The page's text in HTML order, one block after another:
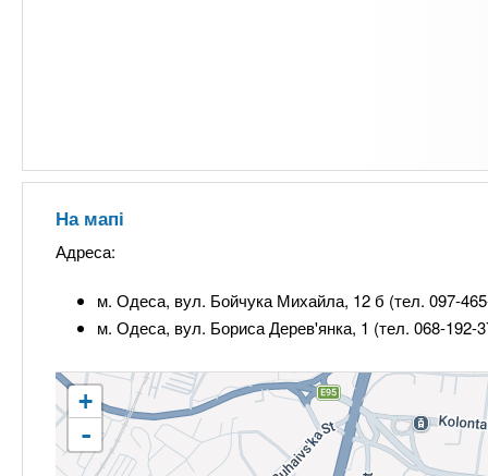
На мапі
Адреса:
м. Одеса, вул. Бойчука Михайла, 12 б (тел. 097-
м. Одеса, вул. Бориса Дерев'янка, 1 (тел. 068-192-
+
-